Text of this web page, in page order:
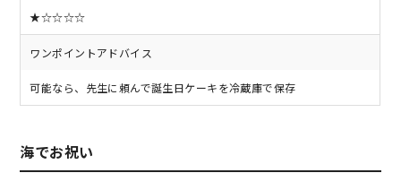
★☆☆☆☆
ワンポイントアドバイス
可能なら、先生に頼んで誕生日ケーキを冷蔵庫で保存
海でお祝い